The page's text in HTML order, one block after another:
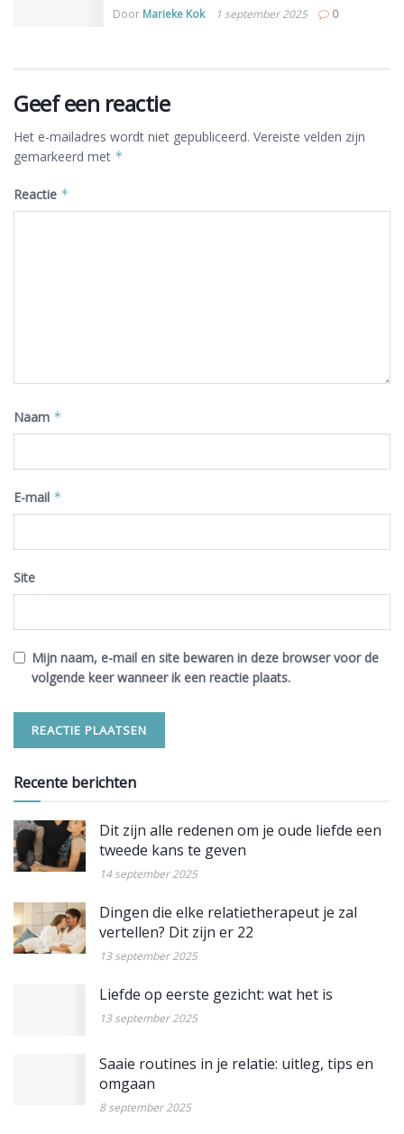
Door Marieke Kok 1 september 2025 0
Geef een reactie
Het e-mailadres wordt niet gepubliceerd. Vereiste velden zijn
gemarkeerd met *
Reactie *
Naam *
E-mail *
Site
Mijn naam, e-mail en site bewaren in deze browser voor de
volgende keer wanneer ik een reactie plaats.
Recente berichten
Dit zijn alle redenen om je oude liefde een
tweede kans te geven
14 september 2025
Dingen die elke relatietherapeut je zal
vertellen? Dit zijn er 22
13 september 2025
Liefde op eerste gezicht: wat het is
13 september 2025
Saaie routines in je relatie: uitleg, tips en
omgaan
8 september 2025